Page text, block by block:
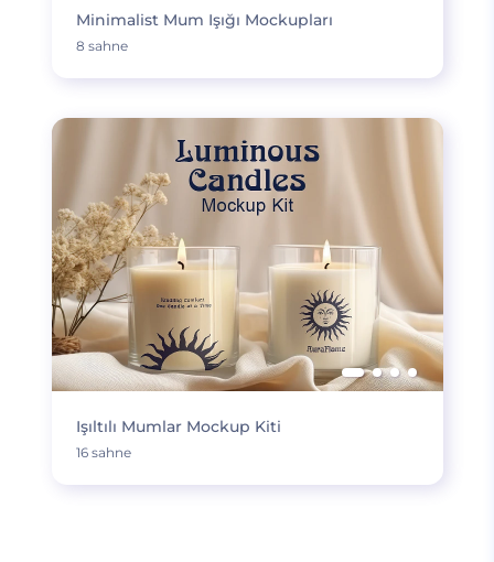
Minimalist Mum Işığı Mockupları
8 sahne
Işıltılı Mumlar Mockup Kiti
16 sahne